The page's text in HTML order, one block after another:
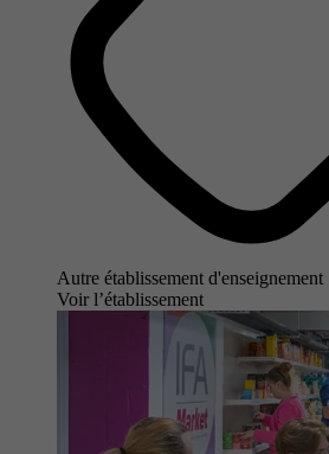
Autre établissement d'enseignement
Voir l’établissement